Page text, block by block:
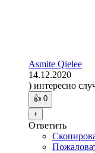
Asmite Qielee
14.12.2020
) интересно
👍 0
+
Ответить